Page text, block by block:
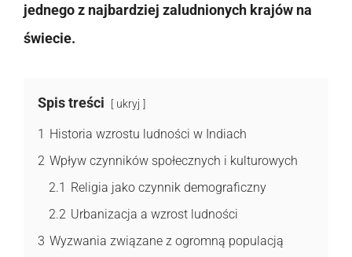
jednego z najbardziej zaludnionych krajów na
świecie.
Spis treści ukryj
1 Historia wzrostu ludności w Indiach
2 Wpływ czynników społecznych i kulturowych
2.1 Religia jako czynnik demograficzny
2.2 Urbanizacja a wzrost ludności
3 Wyzwania związane z ogromną populacją